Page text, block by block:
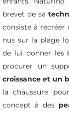
brevet de sa
consiste à recréer
nus sur la plage
de lui donner les
procurer un
croissance et un
la chaussure
concept à des